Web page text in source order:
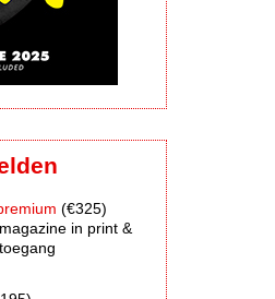
(€325)
in print &